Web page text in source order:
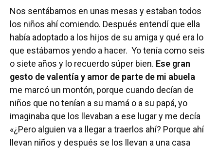
Nos sentábamos en unas mesas y estaban todos
los niños ahí comiendo. Después entendí que ella
había adoptado a los hijos de su amiga y qué era lo
que estábamos yendo a hacer. Yo tenía como seis
o siete años y lo recuerdo súper bien. Ese gran
gesto de valentía y amor de parte de mi abuela
me marcó un montón, porque cuando decían de
niños que no tenían a su mamá o a su papá, yo
imaginaba que los llevaban a ese lugar y me decía
«¿Pero alguien va a llegar a traerlos ahí? Porque ahí
llevan niños y después se los llevan a una casa